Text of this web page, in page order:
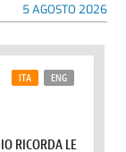
5 AGOSTO 2026